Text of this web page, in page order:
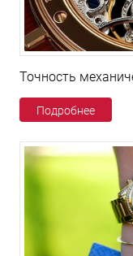
Точность
Подробнее